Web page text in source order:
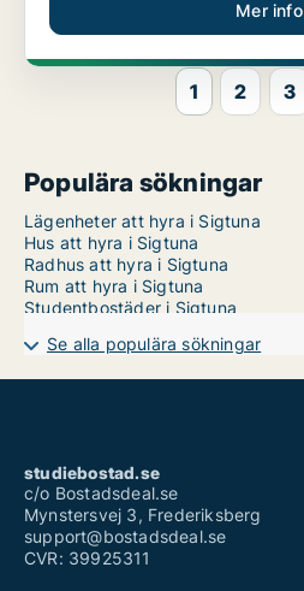
Mer info
1 2 3
Populära sökningar
Lägenheter att hyra i Sigtuna
Hus att hyra i Sigtuna
Radhus att hyra i Sigtuna
Rum att hyra i Sigtuna
Studentbostäder i Sigtuna
Se alla populära sökningar
studiebostad.se
c/o Bostadsdeal.se
Mynstersvej 3, Frederiksberg
support@bostadsdeal.se
CVR: 39925311